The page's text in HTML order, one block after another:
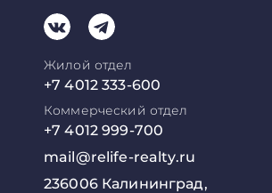
Жилой отдел
+7 4012 333-600
Коммерческий отдел
+7 4012 999-700
mail@relife-realty.ru
236006 Калининград,